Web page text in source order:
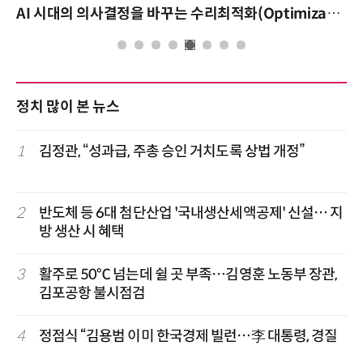
AI 시대의 의사결정을 바꾸는 수리최적화(Optimization): 실제 산업 적용 사례와 활용 전략
정치 많이 본 뉴스
1 김정관, “성과급, 주총 승인 거치도록 상법 개정”
2
반도체 등 6대 첨단산업 '국내생산세액공제' 신설… 지
방 생산 시 혜택
3
활주로 50℃ 넘는데 쉴 곳 부족…김영훈 노동부 장관,
김포공항 불시점검
4
정점식 “김용범 이미 한국경제 빌런…李 대통령, 경질